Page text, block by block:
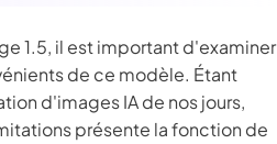
1.5, il est important d'examiner
de ce modèle. Étant
d'images IA de nos jours,
présente la fonction de
Essayez Maintenant